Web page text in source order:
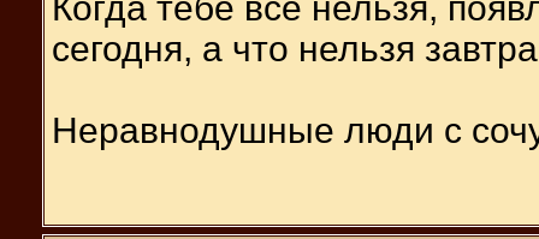
сегодня, а что нельзя
Неравнодушные люди с